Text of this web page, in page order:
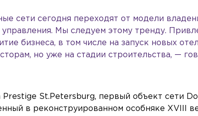
сети сегодня переходят от модели
Мы следуем этому тренду.
бизнеса, в том числе на запуск новых
но уже на стадии строительства, —
Prestige St.Petersburg, первый объект сети
в реконструированном особняке XVIII